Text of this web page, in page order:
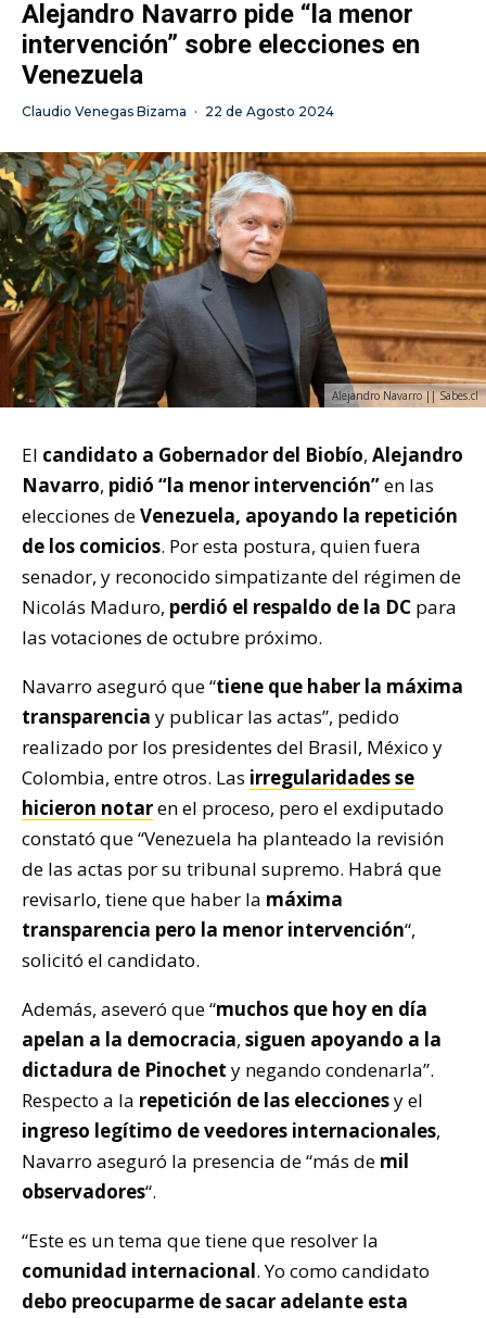
Alejandro Navarro pide “la menor
intervención” sobre elecciones en
Venezuela
Claudio Venegas Bizama · 22 de Agosto 2024
Alejandro Navarro || Sabes.cl
El candidato a Gobernador del Biobío, Alejandro
Navarro, pidió “la menor intervención”en las
elecciones deVenezuela, apoyando la repetición
de los comicios. Por esta postura, quien fuera
senador, y reconocido simpatizante del régimen de
Nicolás Maduro, perdió el respaldo de la DC para
las votaciones de octubre próximo.
Navarro aseguró que “tiene que haber la máxima
transparencia y publicar las actas”, pedido
realizado por los presidentes del Brasil, México y
Colombia, entre otros. Las irregularidades se
hicieron notaren el proceso, pero el exdiputado
constató que “Venezuela ha planteado la revisión
de las actas por su tribunal supremo. Habrá que
revisarlo, tiene que haber la máxima
transparencia pero la menor intervención“,
solicitó el candidato.
Además, aseveró que “muchos que hoy en día
apelan a la democracia, siguen apoyando a la
dictadura de Pinochet y negando condenarla”.
Respecto a la repetición de las eleccionesy el
ingreso legítimo de veedores internacionales,
Navarro aseguró la presencia de “más de mil
observadores“.
“Este es un tema que tiene que resolver la
comunidad internacional. Yo como candidato
debo preocuparme de sacar adelante esta